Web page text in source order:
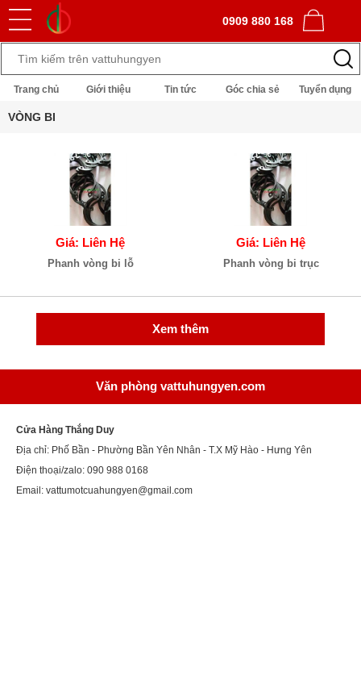
0909 880 168
Trang chủ Giới thiệu Tin tức Góc chia sẻ Tuyển dụng
VÒNG BI
Giá: Liên Hệ
Phanh vòng bi lỗ
Giá: Liên Hệ
Phanh vòng bi trục
Xem thêm
Văn phòng vattuhungyen.com
Cửa Hàng Thắng Duy
Địa chỉ: Phố Bần - Phường Bần Yên Nhân - T.X Mỹ Hào - Hưng Yên
Điện thoại/zalo: 090 988 0168
Email: vattumotcuahungyen@gmail.com